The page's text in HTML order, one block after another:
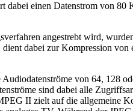
dabei einen Datenstrom von
angestrebt wird,
dabei zur Kompression von
von 64, 128
sind dabei alle
II zielt auf die allgemeine